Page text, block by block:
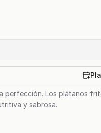
perfección. Los plátanos
y sabrosa.